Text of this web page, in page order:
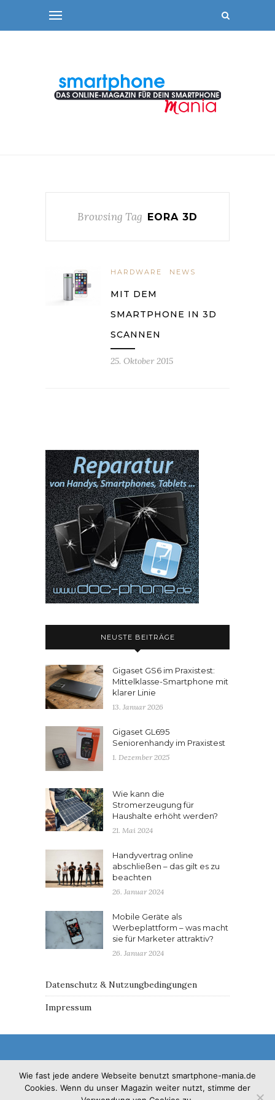
Browsing Tag EORA 3D
HARDWARE NEWS
MIT DEM
SMARTPHONE IN 3D
SCANNEN
25. Oktober 2015
NEUSTE BEITRÄGE
Gigaset GS6 im Praxistest:
Mittelklasse-Smartphone mit
klarer Linie
13. Januar 2026
Gigaset GL695
Seniorenhandy im Praxistest
1. Dezember 2025
Wie kann die
Stromerzeugung für
Haushalte erhöht werden?
21. Mai 2024
Handyvertrag online
abschließen – das gilt es zu
beachten
26. Januar 2024
Mobile Geräte als
Werbeplattform – was macht
sie für Marketer attraktiv?
26. Januar 2024
Datenschutz & Nutzungbedingungen
Impressum
© 2017 - Solo Pine. All Rights Reserved. Designed &
Wie fast jede andere Webseite benutzt smartphone-mania.de
Cookies. Wenn du unser Magazin weiter nutzt, stimme der